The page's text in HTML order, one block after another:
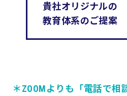
貴社オリジナルの
教育体系のご提案
＊ZOOMよりも「電話で